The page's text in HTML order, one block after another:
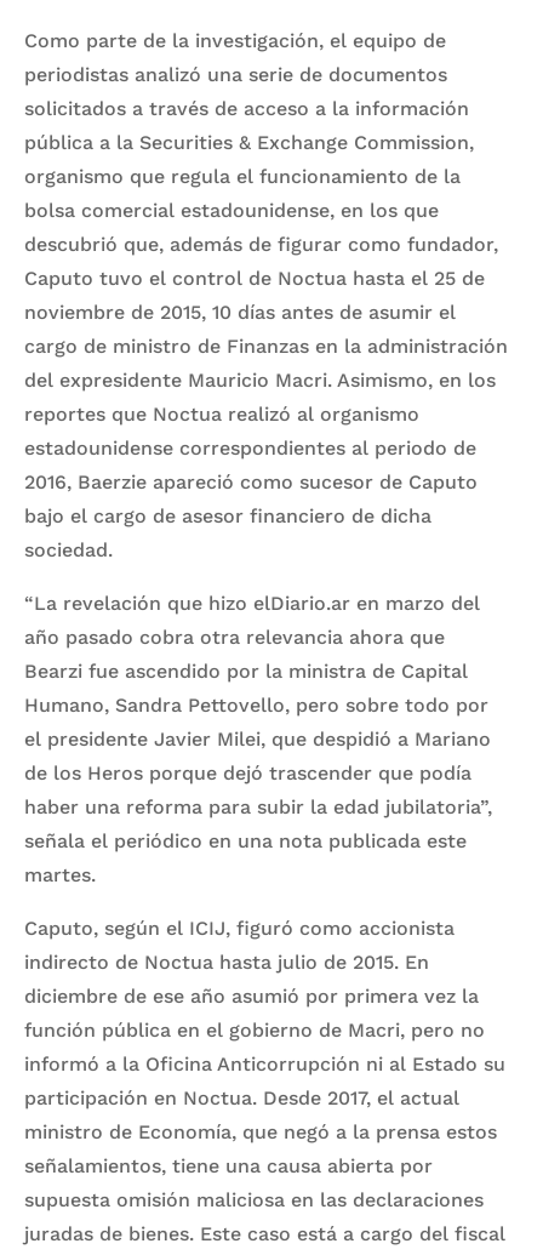
Como parte de la investigación, el equipo de
periodistas analizó una serie de documentos
solicitados a través de acceso a la información
pública a la Securities & Exchange Commission,
organismo que regula el funcionamiento de la
bolsa comercial estadounidense, en los que
descubrió que, además de figurar como fundador,
Caputo tuvo el control de Noctua hasta el 25 de
noviembre de 2015, 10 días antes de asumir el
cargo de ministro de Finanzas en la administración
del expresidente Mauricio Macri. Asimismo, en los
reportes que Noctua realizó al organismo
estadounidense correspondientes al periodo de
2016, Baerzie apareció como sucesor de Caputo
bajo el cargo de asesor financiero de dicha
sociedad.
“La revelación que hizo elDiario.ar en marzo del
año pasado cobra otra relevancia ahora que
Bearzi fue ascendido por la ministra de Capital
Humano, Sandra Pettovello, pero sobre todo por
el presidente Javier Milei, que despidió a Mariano
de los Heros porque dejó trascender que podía
haber una reforma para subir la edad jubilatoria”,
señala el periódico en una nota publicada este
martes.
Caputo, según el ICIJ, figuró como accionista
indirecto de Noctua hasta julio de 2015. En
diciembre de ese año asumió por primera vez la
función pública en el gobierno de Macri, pero no
informó a la Oficina Anticorrupción ni al Estado su
participación en Noctua. Desde 2017, el actual
ministro de Economía, que negó a la prensa estos
señalamientos, tiene una causa abierta por
supuesta omisión maliciosa en las declaraciones
juradas de bienes. Este caso está a cargo del fiscal